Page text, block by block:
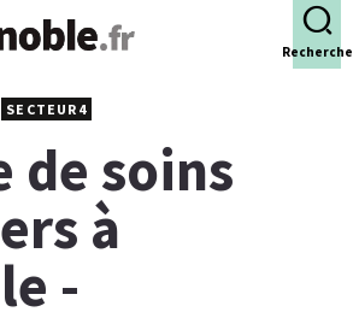
cookies
Recherche
de soins
à
-
SECTEUR4